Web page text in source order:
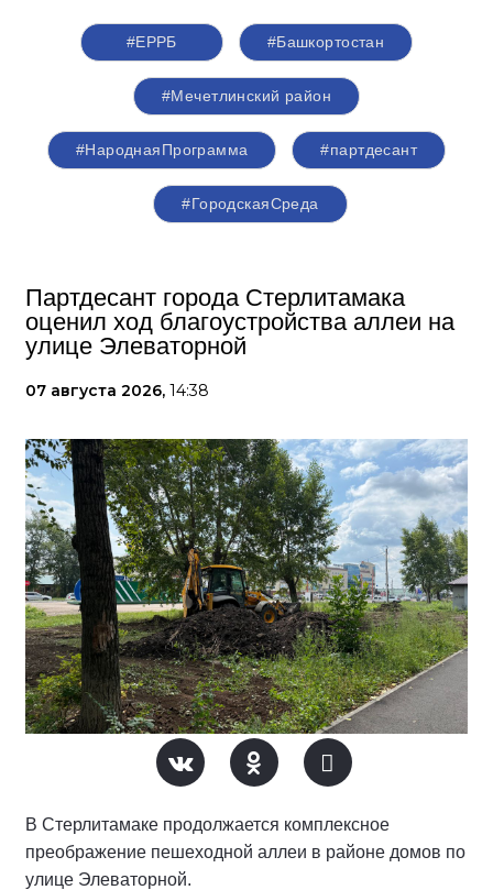
#ЕРРБ #Башкортостан
#Мечетлинский район
#НароднаяПрограмма #партдесант
#ГородскаяСреда
Партдесант города Стерлитамака
оценил ход благоустройства аллеи на
улице Элеваторной
07 августа 2026, 14:38
В Стерлитамаке продолжается комплексное
преображение пешеходной аллеи в районе домов по
улице Элеваторной.